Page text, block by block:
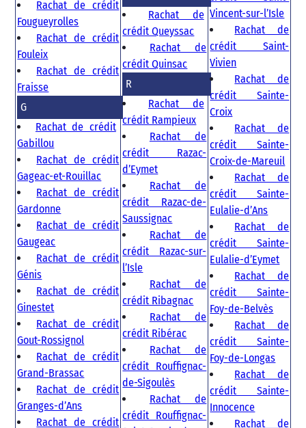
Rachat de crédit
Fougueyrolles
Rachat de crédit
Fouleix
Rachat de crédit
Fraisse
G
Rachat de crédit
Gabillou
Rachat de crédit
Gageac-et-Rouillac
Rachat de crédit
Gardonne
Rachat de crédit
Gaugeac
Rachat de crédit
Génis
Rachat de crédit
Ginestet
Rachat de crédit
Gout-Rossignol
Rachat de crédit
Grand-Brassac
Rachat de crédit
Granges-d’Ans
Rachat de crédit
Rachat de
crédit Queyssac
Rachat de
crédit Quinsac
R
Rachat de
crédit Rampieux
Rachat de
crédit Razac-
d’Eymet
Rachat de
crédit Razac-de-
Saussignac
Rachat de
crédit Razac-sur-
l’Isle
Rachat de
crédit Ribagnac
Rachat de
crédit Ribérac
Rachat de
crédit Rouffignac-
de-Sigoulès
Rachat de
crédit Rouffignac-
Vincent-sur-l’Isle
Rachat de
crédit Saint-
Vivien
Rachat de
crédit Sainte-
Croix
Rachat de
crédit Sainte-
Croix-de-Mareuil
Rachat de
crédit Sainte-
Eulalie-d’Ans
Rachat de
crédit Sainte-
Eulalie-d’Eymet
Rachat de
crédit Sainte-
Foy-de-Belvès
Rachat de
crédit Sainte-
Foy-de-Longas
Rachat de
crédit Sainte-
Innocence
Rachat de